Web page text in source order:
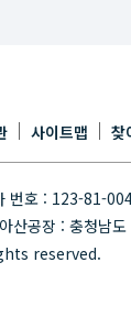
사이트맵 찾
번호 : 123-81-
아산공장 : 충청남
reserved.